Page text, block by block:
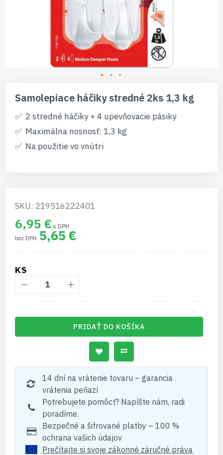
začiatok
galérie
obrázkov
Samolepiace háčiky stredné 2ks 1,3 kg
2 stredné háčiky + 4 upevňovacie pásiky
Maximálna nosnosť: 1,3 kg
Na použitie vo vnútri
SKU: 219516222401
6,95 €
5,65 €
KS
PRIDAŤ DO KOŠÍKA
14 dní na vrátenie tovaru – garancia
vrátenia peňazí
Potrebujete pomôcť? Napíšte nám, radi
poradíme.
Bezpečné a šifrované platby – 100 %
ochrana vašich údajov
Prečítajte si svoje zákonné záručné práva